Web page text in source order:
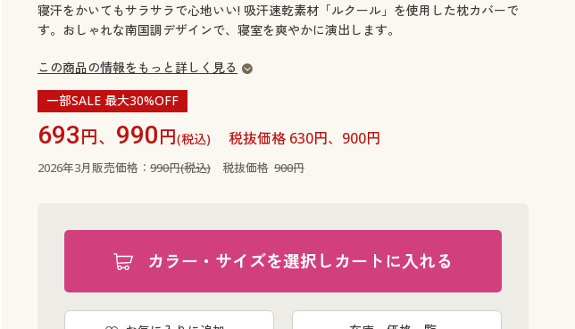
寝汗をかいてもサラサラで心地いい! 吸汗速乾素材「ルクール」を使用した枕カバーで
す。おしゃれな南国調デザインで、寝室を爽やかに演出します。
この商品の情報をもっと詳しく見る
一部SALE 最大30%OFF
693円、 990円(税込) 税抜価格 630円、900円
2026年3月販売価格： 990円(税込) 税抜価格 900円
カラー・サイズを選択しカートに入れる